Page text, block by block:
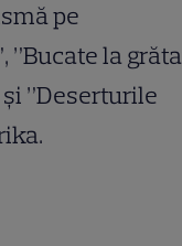
pe
la
și ”Deserturile